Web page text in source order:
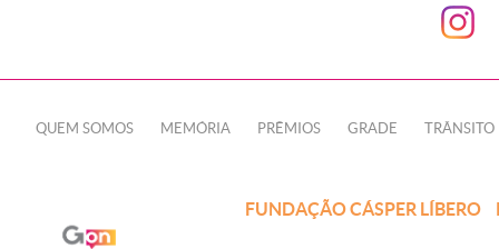
QUEM SOMOS MEMÓRIA PRÊMIOS GRADE TRÂNSITO
FUNDAÇÃO CÁSPER LÍBERO